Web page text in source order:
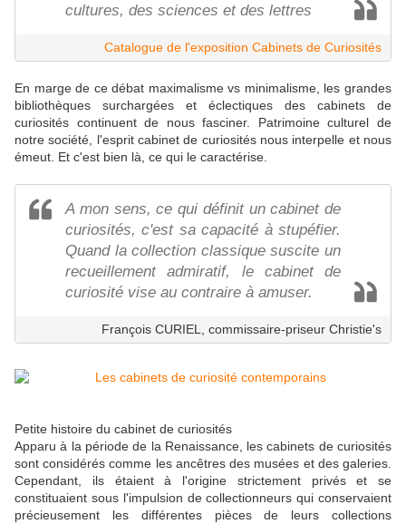
cultures, des sciences et des lettres
Catalogue de l'exposition Cabinets de Curiosités
En marge de ce débat maximalisme vs minimalisme, les grandes
bibliothèques surchargées et éclectiques des cabinets de
curiosités continuent de nous fasciner. Patrimoine culturel de
notre société, l'esprit cabinet de curiosités nous interpelle et nous
émeut. Et c'est bien là, ce qui le caractérise.
A mon sens, ce qui définit un cabinet de
curiosités, c'est sa capacité à stupéfier.
Quand la collection classique suscite un
recueillement admiratif, le cabinet de
curiosité vise au contraire à amuser.
François CURIEL, commissaire-priseur Christie's
Petite histoire du cabinet de curiosités
Apparu à la période de la Renaissance, les cabinets de curiosités
sont considérés comme les ancêtres des musées et des galeries.
Cependant, ils étaient à l'origine strictement privés et se
constituaient sous l'impulsion de collectionneurs qui conservaient
précieusement les différentes pièces de leurs collections